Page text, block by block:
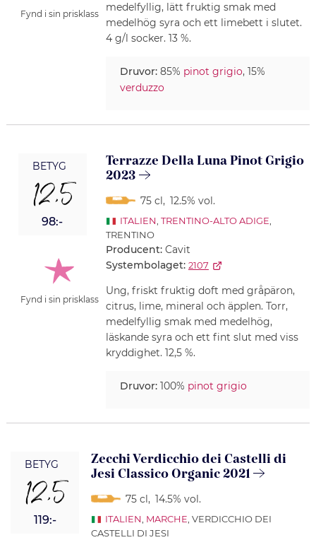
Fynd i sin prisklass
medelfyllig, lätt fruktig smak med
medelhög syra och ett limebett i slutet.
4 g/l socker. 13 %.
Druvor:85% pinot grigio, 15%
verduzzo
BETYG
12,5
98:-
Fynd i sin prisklass
Terrazze Della Luna Pinot Grigio
2023
75 cl , 12.5% vol.
ITALIEN, TRENTINO-ALTO ADIGE,
TRENTINO
Producent: Cavit
Systembolaget: 2107
Ung, friskt fruktig doft med gråpäron,
citrus, lime, mineral och äpplen. Torr,
medelfyllig smak med medelhög,
läskande syra och ett fint slut med viss
kryddighet. 12,5 %.
Druvor:100% pinot grigio
BETYG
12,5
119:-
Zecchi Verdicchio dei Castelli di
Jesi Classico Organic 2021
75 cl , 14.5% vol.
ITALIEN, MARCHE, VERDICCHIO DEI
CASTELLI DI JESI